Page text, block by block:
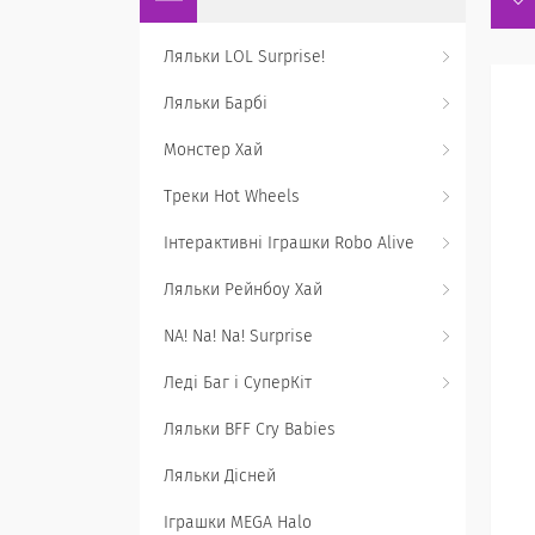
Ляльки LOL Surprise!
Ляльки Барбі
Монстер Хай
Треки Hot Wheels
Інтерактивні Іграшки Robo Alive
Ляльки Рейнбоу Хай
NA! Na! Na! Surprise
Леді Баг і СуперКіт
Ляльки BFF Cry Babies
Ляльки Дісней
Іграшки MEGA Halo